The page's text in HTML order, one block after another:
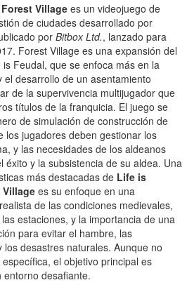
Village es un videojuego de
de ciudades desarrollado por
porBitbox Ltd., lanzado para
Forest Village es una expansión del
Feudal, que se enfoca más en la
el desarrollo de un asentamiento
de la supervivencia multijugador que
títulos de la franquicia. El juego se
de simulación de construcción de
los jugadores deben gestionar los
y las necesidades de los aldeanos
éxito y la subsistencia de su aldea. Una
más destacadas de Life is
es su enfoque en una
de las condiciones medievales,
estaciones, y la importancia de una
para evitar el hambre, las
los desastres naturales. Aunque no
el objetivo principal es
desafiante.